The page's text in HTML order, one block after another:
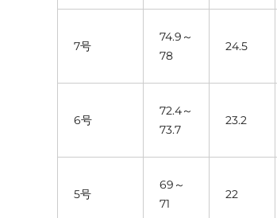
7号
74.9～
78
24.5
6号
72.4～
73.7
23.2
5号
69～
71
22